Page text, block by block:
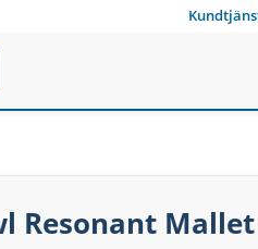
Resonant